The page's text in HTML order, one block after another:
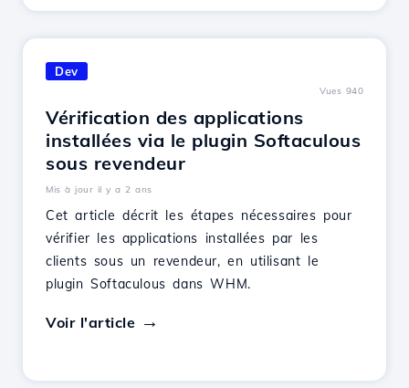
Dev
Vues 940
Vérification des applications
installées via le plugin Softaculous
sous revendeur
Mis à jour il y a 2 ans
Cet article décrit les étapes nécessaires pour
vérifier les applications installées par les
clients sous un revendeur, en utilisant le
plugin Softaculous dans WHM.
Voir l'article